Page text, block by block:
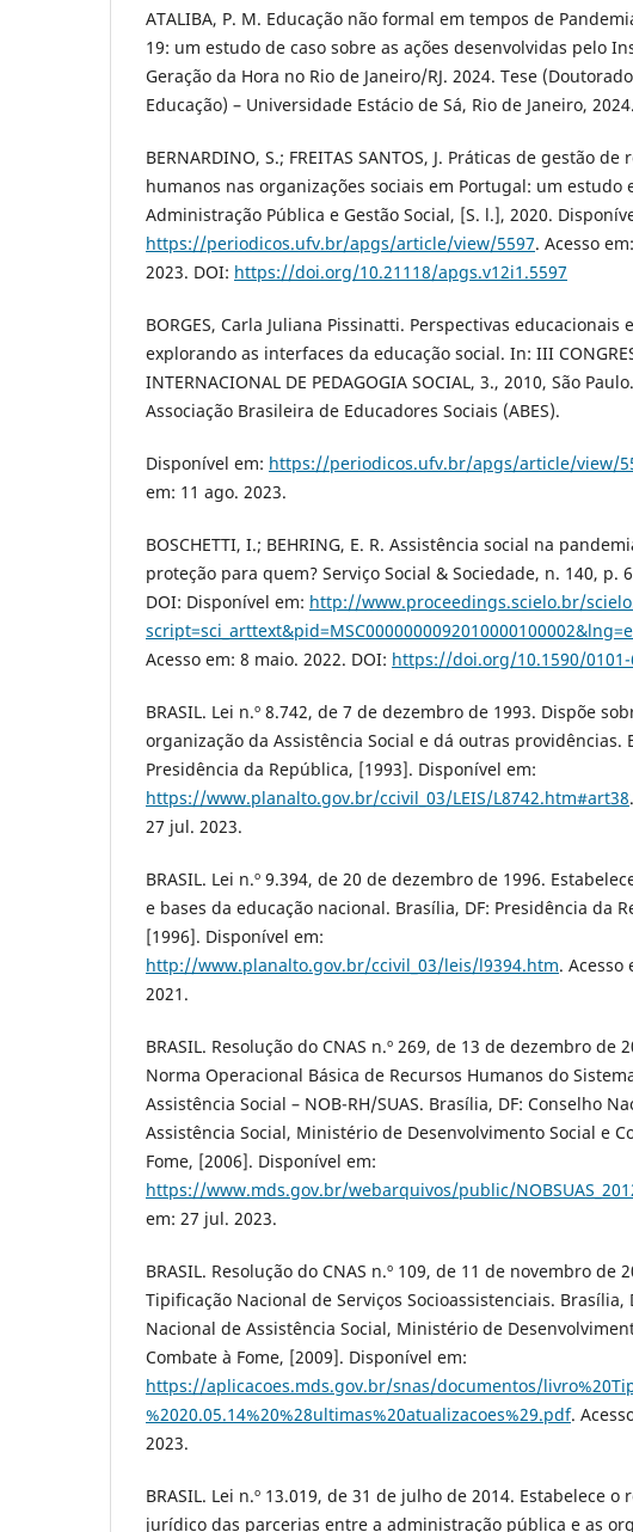
ATALIBA, P. M. Educação não formal em tempos de
19: um estudo de caso sobre as ações desenvolvidas pelo
Geração da Hora no Rio de Janeiro/RJ. 2024. Tese
Educação) – Universidade Estácio de Sá, Rio de Janeiro, 2024.
BERNARDINO, S.; FREITAS SANTOS, J. Práticas de gestão de
humanos nas organizações sociais em Portugal: um estudo
Administração Pública e Gestão Social, [S. l.], 2020.
https://periodicos.ufv.br/apgs/article/view/5597. Acesso
2023. DOI: https://doi.org/10.21118/apgs.v12i1.5597
BORGES, Carla Juliana Pissinatti. Perspectivas educacionais
explorando as interfaces da educação social. In: III
INTERNACIONAL DE PEDAGOGIA SOCIAL, 3., 2010, São
Associação Brasileira de Educadores Sociais (ABES).
Disponível em: https://periodicos.ufv.br/apgs/article/view/
em: 11 ago. 2023.
BOSCHETTI, I.; BEHRING, E. R. Assistência social na
proteção para quem? Serviço Social & Sociedade, n. 140, p.
DOI: Disponível em: http://www.proceedings.scielo.br/
Acesso em: 8 maio. 2022. DOI: https://doi.org/10.1590/0101-
BRASIL. Lei n.º 8.742, de 7 de dezembro de 1993. Dispõe
organização da Assistência Social e dá outras providências.
Presidência da República, [1993]. Disponível em:
https://www.planalto.gov.br/ccivil_03/LEIS/L8742.htm#art38
27 jul. 2023.
BRASIL. Lei n.º 9.394, de 20 de dezembro de 1996.
e bases da educação nacional. Brasília, DF: Presidência da
[1996]. Disponível em:
http://www.planalto.gov.br/ccivil_03/leis/l9394.htm. Acesso
2021.
BRASIL. Resolução do CNAS n.º 269, de 13 de dezembro de
Norma Operacional Básica de Recursos Humanos do
Assistência Social – NOB-RH/SUAS. Brasília, DF: Conselho
Assistência Social, Ministério de Desenvolvimento Social e
Fome, [2006]. Disponível em:
https://www.mds.gov.br/webarquivos/public/
em: 27 jul. 2023.
BRASIL. Resolução do CNAS n.º 109, de 11 de novembro de
Tipificação Nacional de Serviços Socioassistenciais. Brasília,
Nacional de Assistência Social, Ministério de
Combate à Fome, [2009]. Disponível em:
https://aplicacoes.mds.gov.br/snas/documentos/
%2020.05.14%20%28ultimas%20atualizacoes%29.pdf.
2023.
BRASIL. Lei n.º 13.019, de 31 de julho de 2014. Estabelece o
jurídico das parcerias entre a administração pública e as